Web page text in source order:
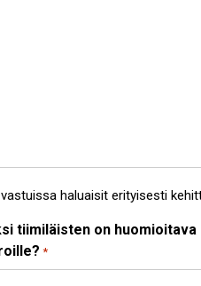
haluaisit erityisesti
tiimiläisten on
*